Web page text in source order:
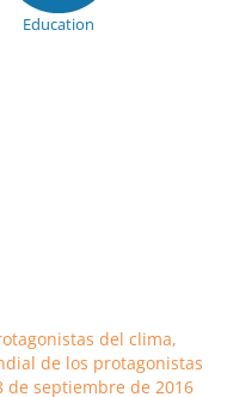
Education
del clima,
de los protagonistas
de septiembre de 2016